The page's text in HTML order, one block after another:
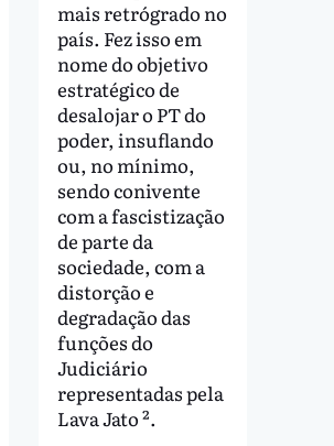
mais retrógrado no
país. Fez isso em
nome do objetivo
estratégico de
desalojar o PT do
poder, insuflando
ou, no mínimo,
sendo conivente
com a fascistização
de parte da
sociedade, com a
distorção e
degradação das
funções do
Judiciário
representadas pela
Lava Jato ².